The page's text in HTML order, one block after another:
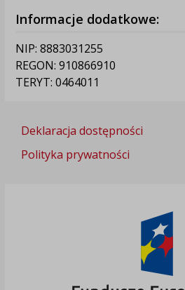
Informacje dodatkowe:
NIP: 8883031255
REGON: 910866910
TERYT: 0464011
Deklaracja dostępności
Polityka prywatności